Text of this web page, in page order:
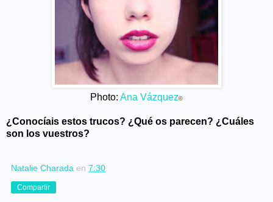
Photo: Ana Vázquez©
¿Conocíais estos trucos? ¿Qué os parecen? ¿Cuáles
son los vuestros?
Natalie Charada en 7:30
Compartir